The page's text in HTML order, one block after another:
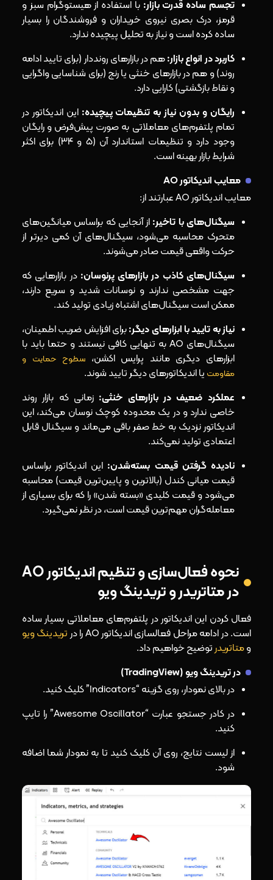
تجسم ساده قدرت بازار: با استفاده از هیستوگرام سبز و
قرمز، درک بصری نیروی خریداران و فروشندگان را بسیار
ساده کرده است و نیاز به تحلیل پیچیده ندارد.
کاربرد در انواع بازار:هم در بازارهای رونددار (برای تایید ادامه
روند) و هم در بازارهای خنثی یا رنج (برای شناسایی واگرایی
و نقاط بازگشتی) کارایی دارد.
رایگان و بدون نیاز به تنظیمات پیچیده: این اندیکاتور در
تمام پلتفرم‌های معاملاتی به صورت پیش‌فرض و رایگان
وجود دارد و تنظیمات استاندارد آن (۵ و ۳۴) برای اکثر
شرایط بازار بهینه است.
معایب اندیکاتور AO
معایب اندیکاتور AO عبارتند از:
سیگنال‌های با تاخیر: از آنجایی که براساس میانگین‌های
متحرک محاسبه می‌شود، سیگنال‌های آن کمی دیرتر از
حرکت واقعی قیمت صادر می‌شوند.
سیگنال‌های کاذب در بازارهای پرنوسان:در بازارهایی که
جهت مشخصی ندارند و نوسانات شدید و سریع دارند،
ممکن است سیگنال‌های اشتباه زیادی تولید کند.
نیاز به تایید با ابزارهای دیگر:برای افزایش ضریب اطمینان،
سیگنال‌های AO به تنهایی کافی نیستند و حتما باید با
ابزارهای دیگری مانند پرایس اکشن، سطوح حمایت و
مقاومت یا اندیکاتورهای دیگر تایید شوند.
عملکرد ضعیف در بازارهای خنثی: زمانی که بازار روند
خاصی ندارد و در یک محدوده کوچک نوسان می‌کند، این
اندیکاتور نزدیک به خط صفر باقی می‌ماند و سیگنال قابل
اعتمادی تولید نمی‌کند.
نادیده گرفتن قیمت بسته‌شدن: این اندیکاتور براساس
قیمت میانی کندل (بالاترین و پایین‌ترین قیمت) محاسبه
می‌شود و قیمت کلیدی «بسته شدن» را که برای بسیاری از
معامله‌گران مهم‌ترین قیمت است، در نظر نمی‌گیرد.
نحوه فعال‌سازی و تنظیم اندیکاتور AO
در متاتریدر و تریدینگ ویو
فعال کردن این اندیکاتور در پلتفرم‌های معاملاتی بسیار ساده
است. در ادامه مراحل فعالسازی اندیکاتور AO را در
تریدینگ ویو
ومتاتریدرتوضیح خواهیم داد.
در تریدینگ ویو (TradingView)
در بالای نمودار، روی گزینه “Indicators” کلیک کنید.
در کادر جستجو عبارت “Awesome Oscillator” را تایپ
کنید.
از لیست نتایج، روی آن کلیک کنید تا به نمودار شما اضافه
شود.